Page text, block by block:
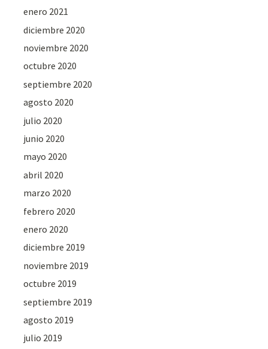
enero 2021
diciembre 2020
noviembre 2020
octubre 2020
septiembre 2020
agosto 2020
julio 2020
junio 2020
mayo 2020
abril 2020
marzo 2020
febrero 2020
enero 2020
diciembre 2019
noviembre 2019
octubre 2019
septiembre 2019
agosto 2019
julio 2019